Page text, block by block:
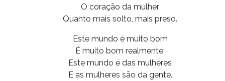
O coração da mulher
Quanto mais solto, mais preso.
Este mundo é muito bom
É muito bom realmente;
Este mundo é das mulheres
E as mulheres são da gente.